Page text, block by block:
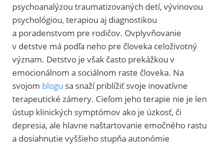
psychoanalýzou traumatizovaných detí, vývinovou
psychológiou, terapiou aj diagnostikou
a poradenstvom pre rodičov. Ovplyvňovanie
v detstve má podľa neho pre človeka celoživotný
význam. Detstvo je však často prekážkou v
emocionálnom a sociálnom raste človeka. Na
svojom blogu sa snaží priblížiť svoje inovatívne
terapeutické zámery. Cieľom jeho terapie nie je len
ústup klinických symptómov ako je úzkosť, či
depresia, ale hlavne naštartovanie emočného rastu
a dosiahnutie vyššieho stupňa autonómie